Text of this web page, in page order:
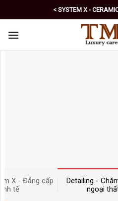
to
content
< PRO - TỰ CHĂM
sóc nội và
ô tô
Detailing -
ngoại